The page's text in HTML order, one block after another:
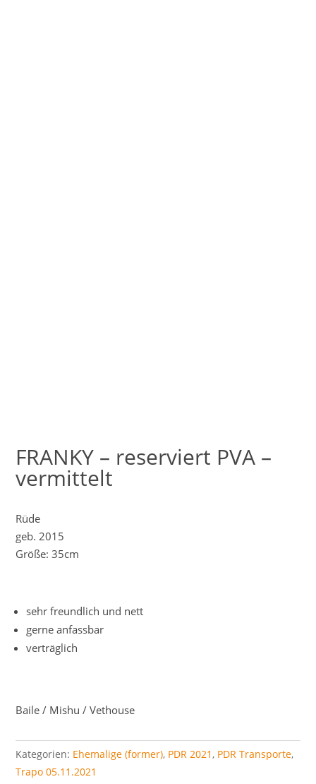
FRANKY – reserviert PVA –
vermittelt
Rüde
geb. 2015
Größe: 35cm
sehr freundlich und nett
gerne anfassbar
verträglich
Baile / Mishu / Vethouse
Kategorien: Ehemalige (former), PDR 2021 , PDR Transporte,
Trapo 05.11.2021